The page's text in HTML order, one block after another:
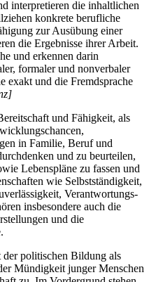
interpretieren die inhaltlichen
konkrete berufliche
zur Ausübung einer
die Ergebnisse ihrer Arbeit.
und erkennen darin
formaler und nonverbaler
exakt und die Fremdsprache
und Fähigkeit, als
in Familie, Beruf und
und zu beurteilen,
Lebenspläne zu fassen und
wie Selbstständigkeit,
Verantwortungs-
insbesondere auch die
und die
der politischen Bildung als
Mündigkeit junger Menschen